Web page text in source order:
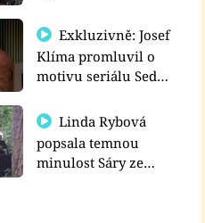
prima+
Exkluzivně: Josef
Klíma promluvil o
motivu seriálu Sedm
Linda Rybová
popsala temnou
minulost Sáry ze